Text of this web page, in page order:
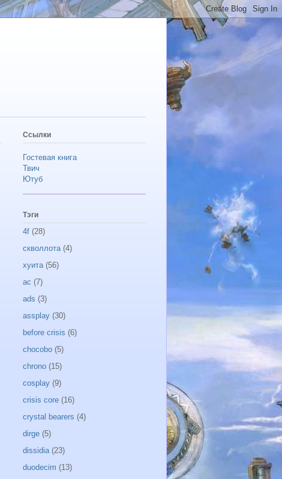
Ссылки
Гостевая книга
Твич
Ютуб
Тэги
4f (28)
скволлота (4)
хуита (56)
ac (7)
ads (3)
assplay (30)
before crisis (6)
chocobo (5)
chrono (15)
cosplay (9)
crisis core (16)
crystal bearers (4)
dirge (5)
dissidia (23)
duodecim (13)